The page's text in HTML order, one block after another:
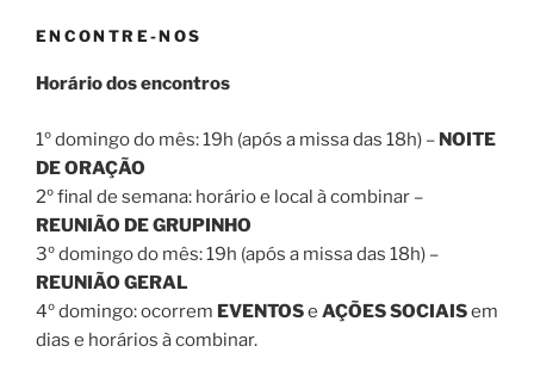
ENCONTRE-NOS
Horário dos encontros
1º domingo do mês: 19h (após a missa das 18h) – NOITE
DE ORAÇÃO
2º final de semana: horário e local à combinar –
REUNIÃO DE GRUPINHO
3º domingo do mês: 19h (após a missa das 18h) –
REUNIÃO GERAL
4º domingo: ocorrem EVENTOSe AÇÕES SOCIAISem
dias e horários à combinar.